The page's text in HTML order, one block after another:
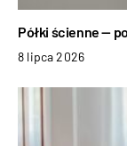
Półki ścienne —
8 lipca 2026